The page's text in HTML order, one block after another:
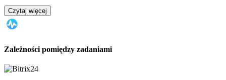
Czytaj więcej
Zależności pomiędzy zadaniami